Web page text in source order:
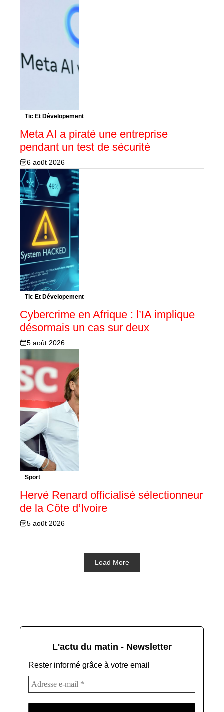
Tic Et Dévelopement
Meta AI a piraté une entreprise
pendant un test de sécurité
6 août 2026
Tic Et Dévelopement
Cybercrime en Afrique : l’IA implique
désormais un cas sur deux
5 août 2026
Sport
Hervé Renard officialisé sélectionneur
de la Côte d’Ivoire
5 août 2026
Load More
L'actu du matin - Newsletter
Rester informé grâce à votre email